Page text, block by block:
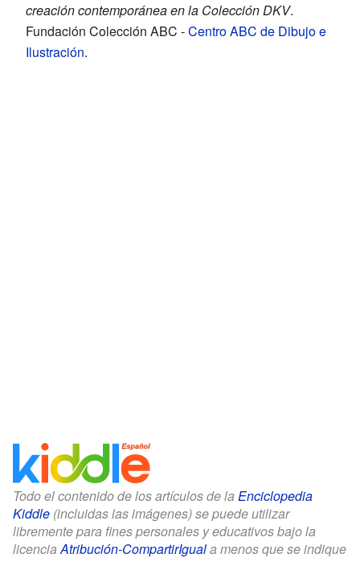
creación contemporánea en la Colección DKV.
Fundación Colección ABC -Centro ABC de Dibujo e
Ilustración.
Todo el contenido de los artículos de la Enciclopedia
Kiddle (incluidas las imágenes) se puede utilizar
libremente para fines personales y educativos bajo la
licenciaAtribución-CompartirIguala menos que se indique